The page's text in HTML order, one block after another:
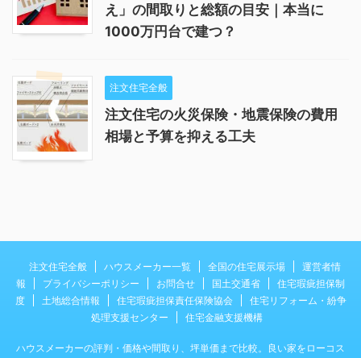
え」の間取りと総額の目安｜本当に
1000万円台で建つ？
注文住宅全般
注文住宅の火災保険・地震保険の費用
相場と予算を抑える工夫
注文住宅全般 ハウスメーカー一覧 全国の住宅展示場
運営者情
報
プライバシーポリシー お問合せ 国土交通省
住宅瑕疵担保制
度
土地総合情報 住宅瑕疵担保責任保険協会
住宅リフォーム・紛争
処理支援センター
住宅金融支援機構
ハウスメーカーの評判・価格や間取り、坪単価まで比較。良い家をローコス